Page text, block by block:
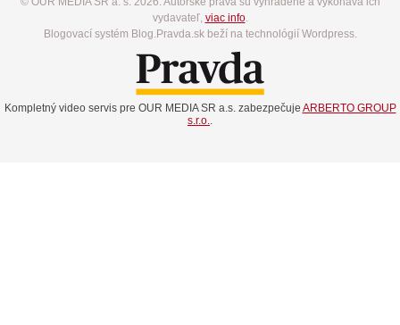
vydavateľ, viac info.
Blogovací systém Blog.Pravda.sk beží na technológií Wordpress.
Kompletný video servis pre OUR MEDIA SR a.s. zabezpečuje ARBERTO GROUP
s.r.o..